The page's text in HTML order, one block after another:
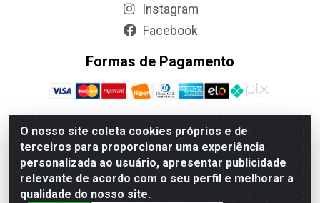
O nosso site coleta cookies próprios e de
terceiros para proporcionar uma experiência
personalizada ao usuário, apresentar publicidade
relevante de acordo com o seu perfil e melhorar a
qualidade do nosso site.
Instagram
Facebook
Formas de Pagamento
Jumbo Alimentos Cascavel - Matriz - Rua Itatiba Do Sul, 161 -
Santos Dumont, Cascavel-PR - CEP 85804-700- CNPJ
85.522.043/0001-90